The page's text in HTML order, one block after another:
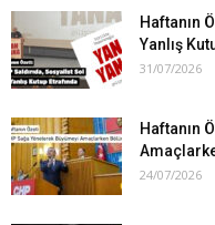
Haftanın
Yanlış
31/07/2026
Haftanın
24/07/2026